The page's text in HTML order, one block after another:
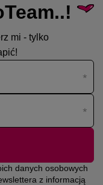
mi - tylko
danych osobowych
z informacją